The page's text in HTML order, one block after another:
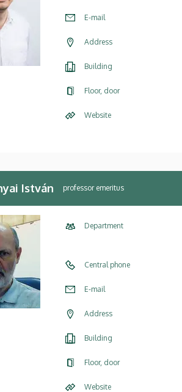
E-mail
Address
Building
Floor, door
Website
István professor emeritus
Department
Central phone
E-mail
Address
Building
Floor, door
Website